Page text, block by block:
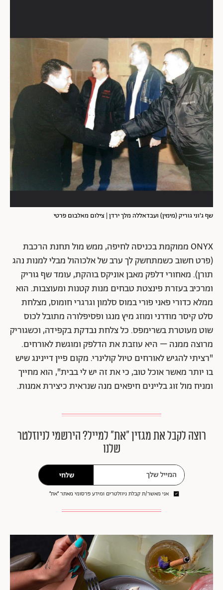
שף ג'וני גוריק (מימין) ועבדאללה מלך ירדן | צילום מאלבום פרטי
ONYX ממוקמת בכניסה לחיפה, ממש מול תחנת הרכבת
(פרט חשוב כשמתחשק לך ערב של אלכוהול מבלי למנות נהג
תורן). מאחורי דלפק מאבן אוניקס בוהקת, עומד שף גוריק
ומרכיב בעזרת פינצטת טבחים מנות קטנות ומעוצבות. הוא
ממלא כדורי פאני פורי במוס סלמון וגרגרי חומוס, מצלחת
סלט קיסר מודרני ומוזג מיץ מנגו ופסיפלורה מתובל לכוס
שוט מעוטרת בשרימפס. כל צלחת נבדקת בקפידה, וכשגוריק
מרוצה ממנה – היא עוזבת את הדלפק ומוגשת לאורחים.
"רציתי להגיש לאורחים טיול קולינרי. מקום פיין דיינינג שיש
בו יותר מאשר אוכל טוב, כי את זה יש לי בבית", הוא מחייך
ומניח מול זוג בליינים חיפאים מנה שנראית כיצירת אמנות.
רוצה לקבל את מגזין ״את״ למייל? הירשמי לניוזלטר
שלנו
שלחי
אני מאשר/ת קבלת ניוזלטרים ומידע פרסומי מאתר ״את״